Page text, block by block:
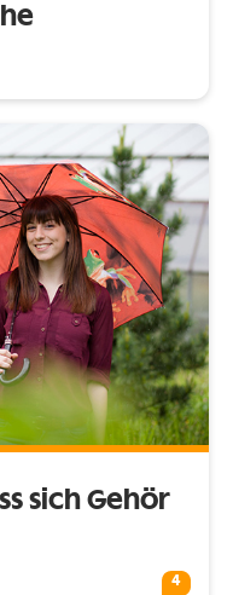
sich Gehör
4